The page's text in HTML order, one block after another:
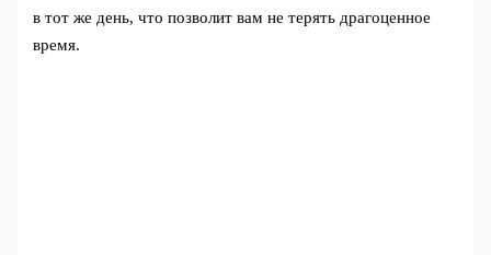
в тот же день, что позволит вам не терять драгоценное
время.